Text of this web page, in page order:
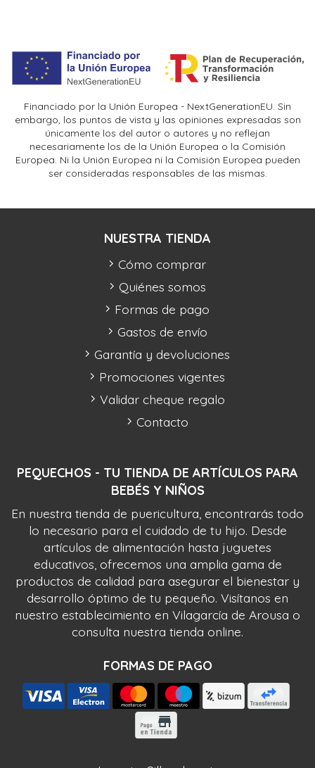
Financiado por la Unión Europea - NextGenerationEU. Sin
embargo, los puntos de vista y las opiniones expresadas son
únicamente los del autor o autores y no reflejan
necesariamente los de la Unión Europea o la Comisión
Europea. Ni la Unión Europea ni la Comisión Europea pueden
ser consideradas responsables de las mismas.
PEQUECHOS - TU TIENDA DE ARTÍCULOS PARA
BEBÉS Y NIÑOS
En nuestra tienda de puericultura, encontrarás todo
lo necesario para el cuidado de tu hijo. Desde
artículos de alimentación hasta juguetes
educativos, ofrecemos una amplia gama de
productos de calidad para asegurar el bienestar y
desarrollo óptimo de tu pequeño. Visítanos en
nuestro establecimiento en Vilagarcía de Arousa o
consulta nuestra tienda online.
FORMAS DE PAGO
NUESTRA TIENDA
Cómo comprar
Quiénes somos
Formas de pago
Gastos de envío
Garantía y devoluciones
Promociones vigentes
Validar cheque regalo
Contacto